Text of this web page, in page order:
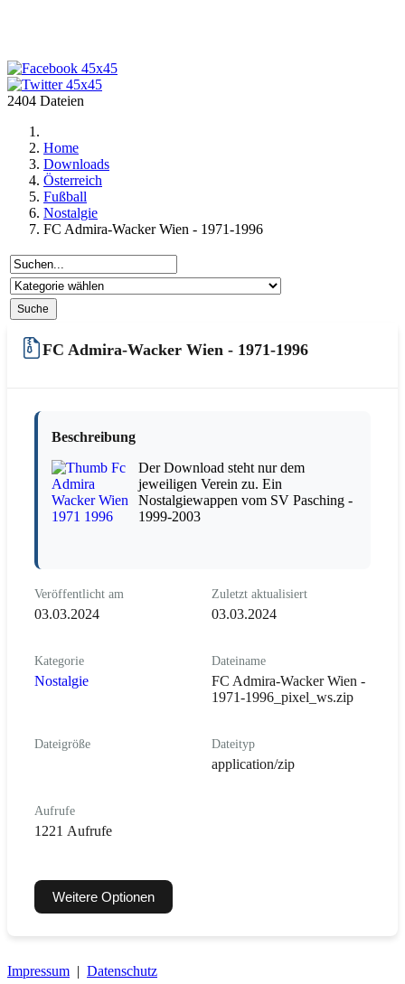
2404 Dateien
Home
Downloads
Österreich
Fußball
Nostalgie
FC Admira-Wacker Wien - 1971-1996
FC Admira-Wacker Wien - 1971-1996
Beschreibung
Der Download steht nur dem
jeweiligen Verein zu. Ein
Nostalgiewappen vom SV Pasching -
1999-2003
Veröffentlicht am
03.03.2024
Zuletzt aktualisiert
03.03.2024
Kategorie
Nostalgie
Dateiname
FC Admira-Wacker Wien -
1971-1996_pixel_ws.zip
Dateigröße Dateityp
application/zip
Aufrufe
1221 Aufrufe
Weitere Optionen
Impressum | Datenschutz